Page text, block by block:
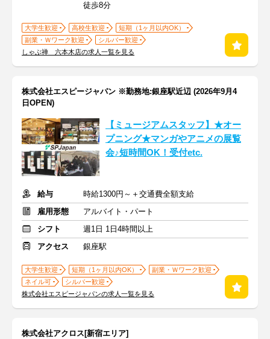
徒歩8分
大学生歓迎 高校生歓迎
短期（1ヶ月以内OK）
副業・Ｗワーク歓迎
シルバー歓迎
しゃぶ禅 六本木店の求人一覧を見る
株式会社エスピージャパン ※勤務地:銀座駅近辺 (2026年9月4
日OPEN)
【ミュージアムスタッフ】★オー
プニング★マンガやアニメの展覧
会♪短時間OK！受付etc.
給与
時給1300円～＋交通費全額支給
雇用形態
アルバイト・パート
シフト
週1日 1日4時間以上
アクセス
銀座駅
大学生歓迎 短期（1ヶ月以内OK）
副業・Ｗワーク歓迎
ネイル可
シルバー歓迎
株式会社エスピージャパンの求人一覧を見る
株式会社アクロス[新宿エリア]